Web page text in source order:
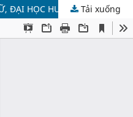
ĐẠI HỌC HUẾ Tải xuống